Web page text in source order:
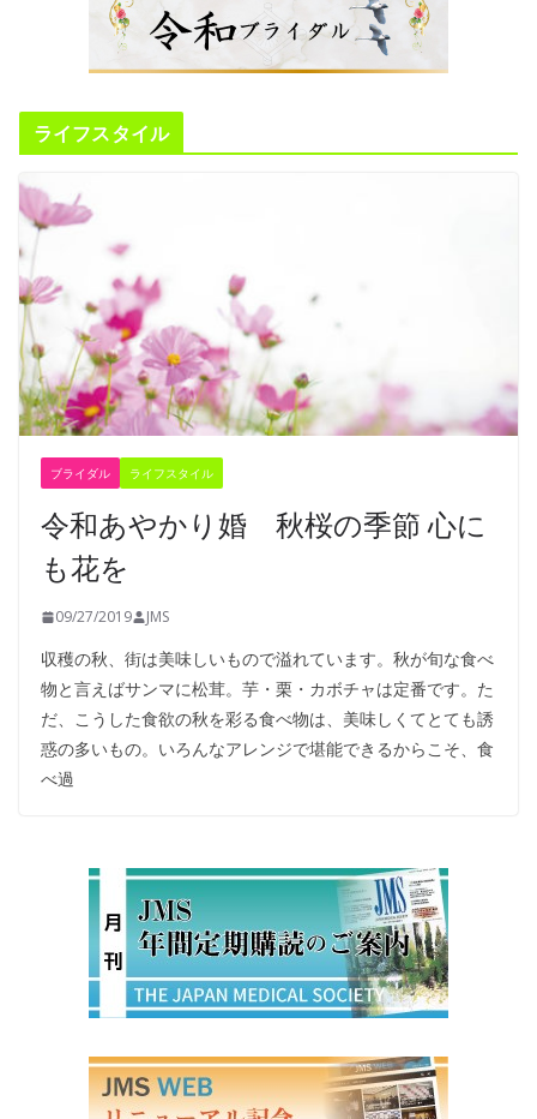
ライフスタイル
ブライダル ライフスタイル
令和あやかり婚 秋桜の季節 心に
も花を
09/27/2019 JMS
収穫の秋、街は美味しいもので溢れています。秋が旬な食べ
物と言えばサンマに松茸。芋・栗・カボチャは定番です。た
だ、こうした食欲の秋を彩る食べ物は、美味しくてとても誘
惑の多いもの。いろんなアレンジで堪能できるからこそ、食
べ過